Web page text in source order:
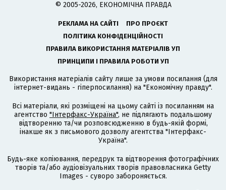
© 2005-2026, ЕКОНОМІЧНА ПРАВДА
РЕКЛАМА НА САЙТІ
ПРО ПРОЄКТ
ПОЛІТИКА КОНФІДЕНЦІЙНОСТІ
ПРАВИЛА ВИКОРИСТАННЯ МАТЕРІАЛІВ УП
ПРИНЦИПИ І ПРАВИЛА РОБОТИ УП
Використання матеріалів сайту лише за умови посилання (для
інтернет-видань - гіперпосилання) на "Економічну правду".
Всі матеріали, які розміщені на цьому сайті із посиланням на
агентство "Інтерфакс-Україна", не підлягають подальшому
відтворенню та/чи розповсюдженню в будь-якій формі,
інакше як з письмового дозволу агентства "Інтерфакс-
Україна".
Будь-яке копіювання, передрук та відтворення фотографічних
творів та/або аудіовізуальних творів правовласника Getty
Images - суворо забороняється.